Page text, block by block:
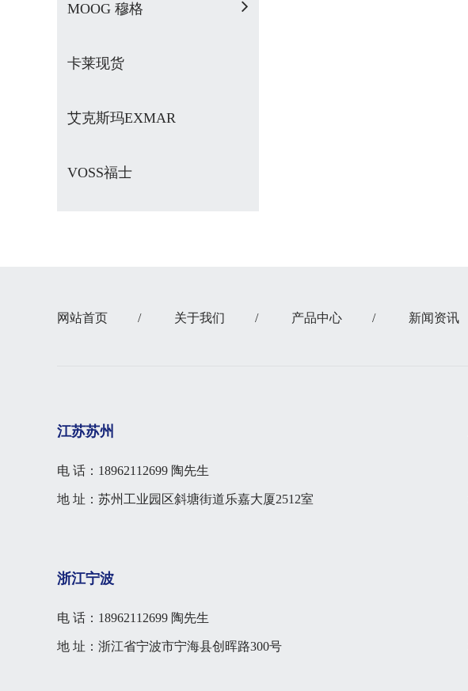
MOOG 穆格
卡莱现货
艾克斯玛EXMAR
VOSS福士
网站首页 / 关于我们 / 产品中心 / 新闻资讯
江苏苏州
电 话：18962112699 陶先生
地 址：苏州工业园区斜塘街道乐嘉大厦2512室
浙江宁波
电 话：18962112699 陶先生
地 址：浙江省宁波市宁海县创晖路300号